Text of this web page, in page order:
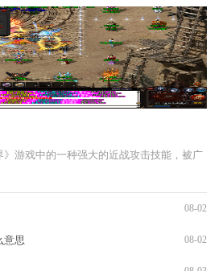
游戏中的一种强大的近战攻击技能，被广
08-02
意思 08-02